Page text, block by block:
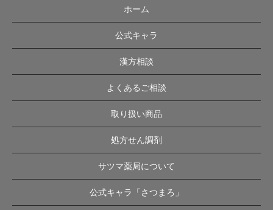
ホーム
公式キャラ
漢方相談
よくあるご相談
取り扱い商品
処方せん調剤
サツマ薬局について
公式キャラ「さつまろ」